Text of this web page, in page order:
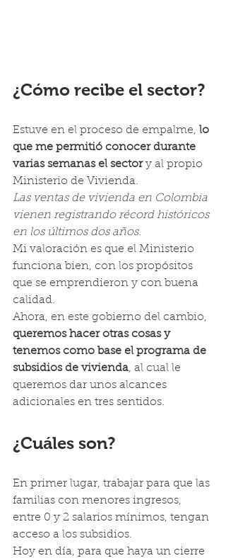
¿Cómo recibe el sector?
Estuve en el proceso de empalme, lo
que me permitió conocer durante
varias semanas el sector y al propio
Ministerio de Vivienda.
Las ventas de vivienda en Colombia
vienen registrando récord históricos
en los últimos dos años.
Mi valoración es que el Ministerio
funciona bien, con los propósitos
que se emprendieron y con buena
calidad.
Ahora, en este gobierno del cambio,
queremos hacer otras cosas y
tenemos como base el programa de
subsidios de vivienda, al cual le
queremos dar unos alcances
adicionales en tres sentidos.
¿Cuáles son?
En primer lugar, trabajar para que las
familias con menores ingresos,
entre 0 y 2 salarios mínimos, tengan
acceso a los subsidios.
Hoy en día, para que haya un cierre